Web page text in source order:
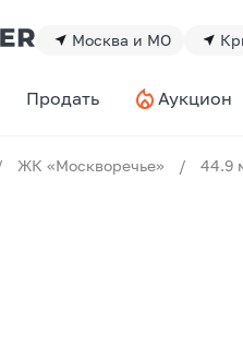
Москва и МО
Продать Аукцион
ЖК «Москворечье» / 44.9